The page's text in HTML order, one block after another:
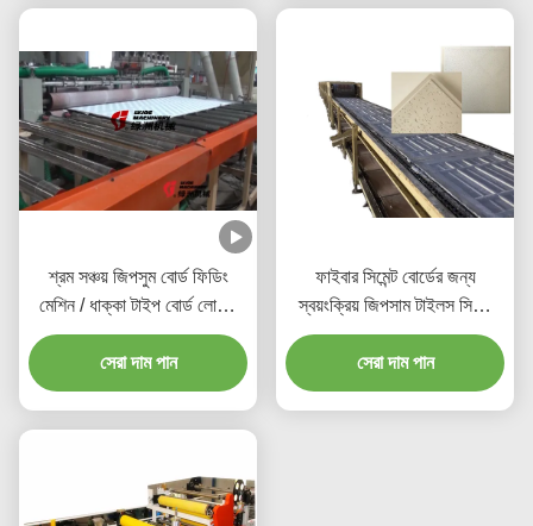
শ্রম সঞ্চয় জিপসুম বোর্ড ফিডিং
মেশিন / ধাক্কা টাইপ বোর্ড লোডিং
মেশিন
সেরা দাম পান
ফাইবার সিমেন্ট বোর্ডের জন্য
স্বয়ংক্রিয় জিপসাম টাইলস সিলিং
প্রোডাকশন লাইন
সেরা দাম পান